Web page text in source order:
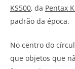
KS500, da Pentax
padrão da época.
No centro do
que objetos que